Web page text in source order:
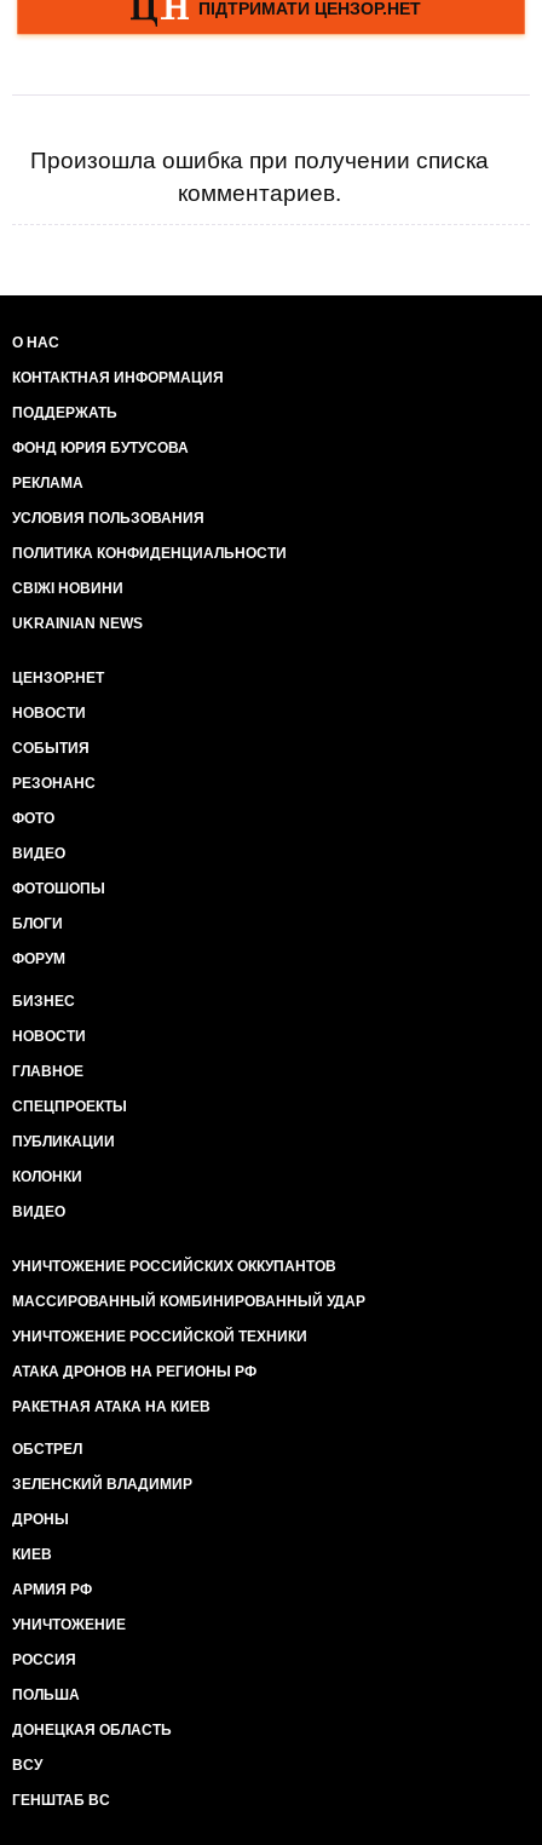
Произошла ошибка при получении списка
комментариев.
О НАС
КОНТАКТНАЯ ИНФОРМАЦИЯ
ПОДДЕРЖАТЬ
ФОНД ЮРИЯ БУТУСОВА
РЕКЛАМА
УСЛОВИЯ ПОЛЬЗОВАНИЯ
ПОЛИТИКА КОНФИДЕНЦИАЛЬНОСТИ
СВІЖІ НОВИНИ
UKRAINIAN NEWS
ЦЕНЗОР.НЕТ
НОВОСТИ
СОБЫТИЯ
РЕЗОНАНС
ФОТО
ВИДЕО
ФОТОШОПЫ
БЛОГИ
ФОРУМ
БИЗНЕС
НОВОСТИ
ГЛАВНОЕ
СПЕЦПРОЕКТЫ
ПУБЛИКАЦИИ
КОЛОНКИ
ВИДЕО
УНИЧТОЖЕНИЕ РОССИЙСКИХ ОККУПАНТОВ
МАССИРОВАННЫЙ КОМБИНИРОВАННЫЙ УДАР
УНИЧТОЖЕНИЕ РОССИЙСКОЙ ТЕХНИКИ
АТАКА ДРОНОВ НА РЕГИОНЫ РФ
РАКЕТНАЯ АТАКА НА КИЕВ
ОБСТРЕЛ
ЗЕЛЕНСКИЙ ВЛАДИМИР
ДРОНЫ
КИЕВ
АРМИЯ РФ
УНИЧТОЖЕНИЕ
РОССИЯ
ПОЛЬША
ДОНЕЦКАЯ ОБЛАСТЬ
ВСУ
ГЕНШТАБ ВС